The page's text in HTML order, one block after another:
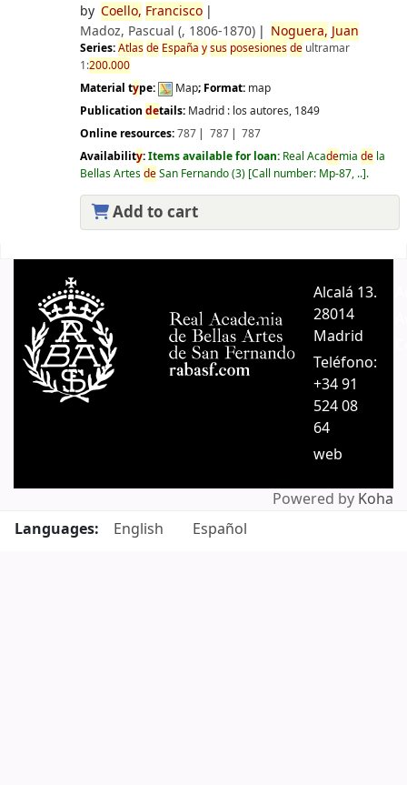
by Coello, Francisco
Madoz, Pascual (, 1806-1870) Noguera, Juan
Series:Atlasde España ysus posesionesdeultramar
1:200.000
Material type: Map; Format: map
Publication details: Madrid : los autores, 1849
Online resources:787 787
787
Availability:Items available for loan: Real Academia dela
Bellas ArtesdeSan Fernando(3) Call number: Mp-87, .. .
Add to cart
Alcalá 13.
28014
Madrid
Teléfono:
+34 91
524 08
64
web
Powered by Koha
Languages:
English Español